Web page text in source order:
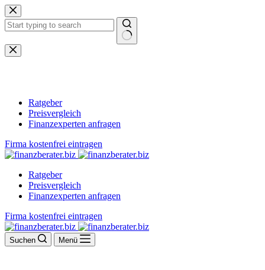
Zum
Inhalt
springen
Keine
Ergebnisse
Ratgeber
Preisvergleich
Finanzexperten anfragen
Firma kostenfrei eintragen
Ratgeber
Preisvergleich
Finanzexperten anfragen
Firma kostenfrei eintragen
Suchen Menü